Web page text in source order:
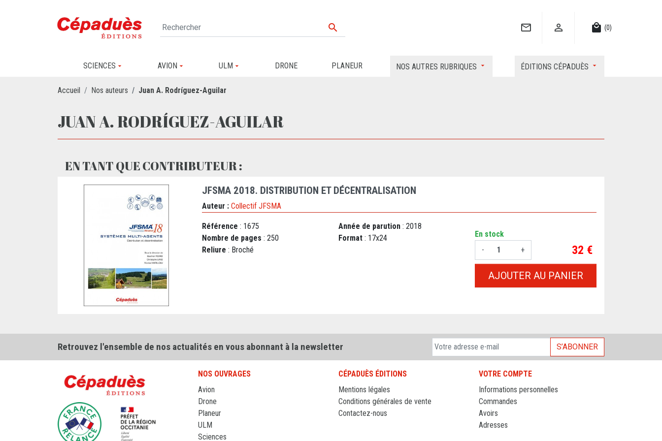
   local_mall (0)
SCIENCES AVION ULM DRONE PLANEUR NOS AUTRES RUBRIQUES ÉDITIONS CÉPADUÈS
Accueil Nos auteurs Juan A. Rodríguez-Aguilar
JUAN A. RODRÍGUEZ-AGUILAR
EN TANT QUE CONTRIBUTEUR :
JFSMA 2018. DISTRIBUTION ET DÉCENTRALISATION
Auteur : Collectif JFSMA
Référence : 1675 Année de parution : 2018
Nombre de pages : 250 Format : 17x24
Reliure : Broché
En stock
-
+ Prix
32 €
AJOUTER AU PANIER
Retrouvez l'ensemble de nos actualités en vous abonnant à la newsletter S’ABONNER
NOS OUVRAGES
Avion
Drone
Planeur
ULM
Sciences
CÉPADUÈS ÉDITIONS
Mentions légales
Conditions générales de vente
Contactez-nous
VOTRE COMPTE
Informations personnelles
Commandes
Avoirs
Adresses